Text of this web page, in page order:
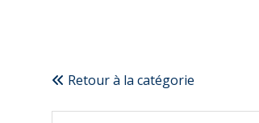
Retour à la catégorie